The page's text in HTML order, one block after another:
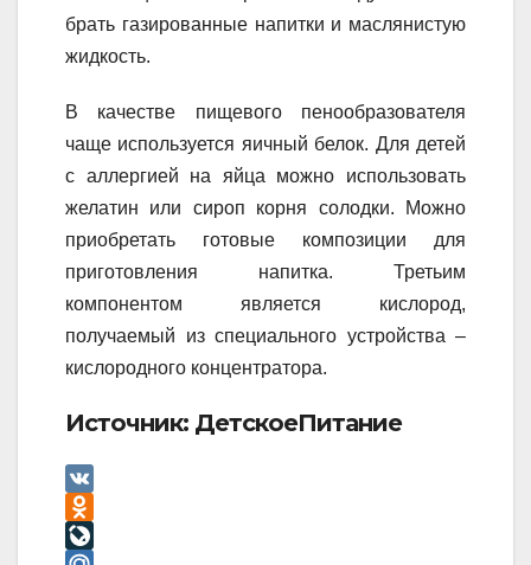
брать газированные напитки и маслянистую
жидкость.
В качестве пищевого пенообразователя
чаще используется яичный белок. Для детей
с аллергией на яйца можно использовать
желатин или сироп корня солодки. Можно
приобретать готовые композиции для
приготовления напитка. Третьим
компонентом является кислород,
получаемый из специального устройства –
кислородного концентратора.
Источник: ДетскоеПитание
V
K
O